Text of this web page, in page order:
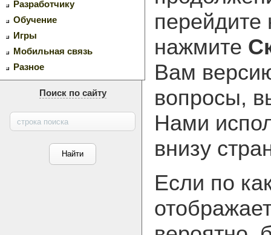
Разработчику
Обучение
Игры
Мобильная связь
Разное
Поиск по сайту
нажмите
Вам
вопросы,
Нами
внизу
Если по